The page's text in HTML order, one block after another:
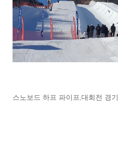
스노보드 하프 파이프,대회전 경기